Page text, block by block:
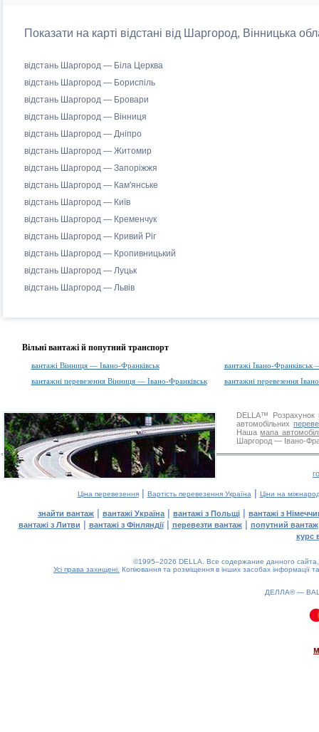
Показати на карті відстані від Шаргород, Вінницька
відстань Шаргород — Біла Церква
відстань Шаргород — Бориспіль
відстань Шаргород — Бровари
відстань Шаргород — Вінниця
відстань Шаргород — Дніпро
відстань Шаргород — Житомир
відстань Шаргород — Запоріжжя
відстань Шаргород — Кам'янське
відстань Шаргород — Київ
відстань Шаргород — Кременчук
відстань Шаргород — Кривий Ріг
відстань Шаргород — Кропивницький
відстань Шаргород — Луцьк
відстань Шаргород — Львів
Вільні вантажі й попутний транспорт
вантажі Вінниця — Івано-Франківськ
вантажі Івано-Франківськ
вантажні перевезення Вінниця — Івано-Франківськ
вантажні перевезення
DELLA™
Розрахунок
автомобільних
Нашамапа
Шаргород — Івано-
Ціна перевезення| Вартість перевезення Україна | Ціни на
знайти вантаж | вантажі Україна | вантажі з Польщі | вантажі з
вантажі з Литви | вантажі з Фінляндії| перевезти вантаж| попутний вантаж
курс
©1995–2026 DELLA. Все содержание данного
Усі права захищені. Копіювання та розміщення в інших засобах інформації
ДЕЛЛА® —